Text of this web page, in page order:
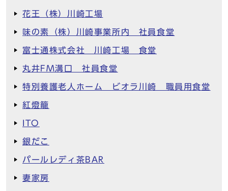
花王（株）川崎工場
味の素（株）川崎事業所内 社員食堂
富士通株式会社 川崎工場 食堂
丸井FM溝口 社員食堂
特別養護老人ホーム ビオラ川崎 職員用食堂
紅燈籠
ITO
銀だこ
パールレディ茶BAR
妻家房